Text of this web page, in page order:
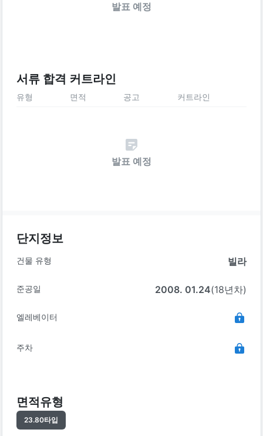
발표 예정
서류 합격 커트라인
유형 면적 공고 커트라인
발표 예정
단지정보
건물 유형 빌라
준공일 2008. 01.24(18년차)
엘레베이터
주차
면적유형
23.80타입